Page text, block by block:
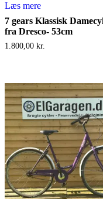
Læs mere
7 gears Klassisk
fra Dresco- 53cm
1.800,00 kr.